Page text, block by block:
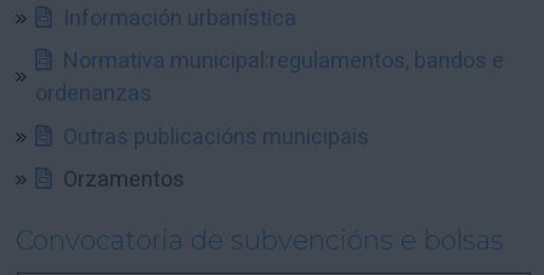
Información urbanística
Normativa municipal:regulamentos, bandos e
ordenanzas
Outras publicacións municipais
Orzamentos
Convocatoria de subvencións e bolsas